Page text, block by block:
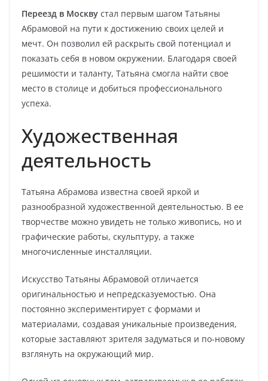
Переезд в Москву стал первым шагом Татьяны
Абрамовой на пути к достижению своих целей и
мечт. Он позволил ей раскрыть свой потенциал и
показать себя в новом окружении. Благодаря своей
решимости и таланту, Татьяна смогла найти свое
место в столице и добиться профессионального
успеха.
Художественная
деятельность
Татьяна Абрамова известна своей яркой и
разнообразной художественной деятельностью. В ее
творчестве можно увидеть не только живопись, но и
графические работы, скульптуру, а также
многочисленные инсталляции.
Искусство Татьяны Абрамовой отличается
оригинальностью и непредсказуемостью. Она
постоянно экспериментирует с формами и
материалами, создавая уникальные произведения,
которые заставляют зрителя задуматься и по-новому
взглянуть на окружающий мир.